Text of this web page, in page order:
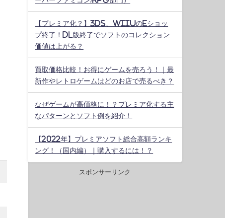
【プレミア化？】3DS、WiiUのeショッ
プ終了！DL版終了でソフトのコレクション
価値は上がる？
買取価格比較！お得にゲームを売ろう！｜最
新作やレトロゲームはどのお店で売るべき？
なぜゲームが高価格に！？プレミア化する主
なパターンとソフト例を紹介！
【2022年】プレミアソフト総合高額ランキ
ング！（国内編）｜購入するには！？
スポンサーリンク